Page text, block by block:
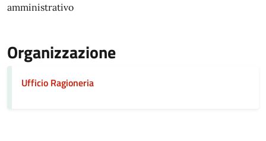
amministrativo
Organizzazione
Ufficio Ragioneria